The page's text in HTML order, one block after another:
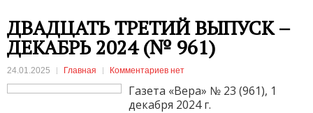
ДВАДЦАТЬ ТРЕТИЙ ВЫПУСК –
ДЕКАБРЬ 2024 (№ 961)
24.01.2025 Главная Комментариев нет
Газета «Вера» № 23 (961), 1
декабря 2024 г.